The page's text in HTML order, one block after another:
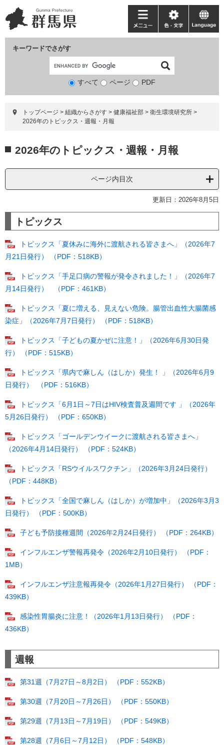
ー
ジ
ニ
ュ
て
キーワードでさがす
検
象
すべて ページ PDF
メ
ニ
ー
色・
文
language
トップページ > 組織からさがす > 健康福祉部 > 衛生環境研究所 >
2026年のトピックス・週報・月報
文 2026年のトピックス・週報・月報
ページ内目次
更新日：2026年8月5日
トピックス
トピックス「夏休みに海外に渡航される皆さまへ」（2026年7
月21日発行） （PDF：518KB）
トピックス「手足口病の警報が発令されました！」（2026年7
月14日発行） ​ ​ （PDF：461KB）
トピックス「夏に増える、見えない危険。腸管出血性大腸菌感
染症」（2026年7月7日発行） （PDF：518KB）
トピックス「子どもの夏かぜに注意！」（2026年6月30日発
行） （PDF：515KB）
トピックス「県内で麻しん（はしか）発生！ ​」（2026年6月9
日発行） ​ （PDF：516KB）
トピックス「6月1日～7日はHIV検査普及週間です ​」（2026年
5月26日発行） （PDF：650KB）
トピックス「ゴールデンウイークに渡航される皆さまへ」
（2026年4月14日発行） （PDF：524KB）
トピックス「RSウイルスワクチン」（2026年3月24日発行）
（PDF：448KB）
トピックス「全国で麻しん（はしか）が増加中」（2026年3月3
日発行） （PDF：500KB）
子ども予防接種週間（2026年2月24日発行） （PDF：264KB）
インフルエンザ警報再発令（2026年2月10日発行） （PDF：
1MB）
インフルエンザ注意報再発令（2026年1月27日発行） （PDF：
439KB）
感染性胃腸炎に注意！（2026年1月13日発行） （PDF：
436KB）
週報
第31週（7月27日～8月2日） （PDF：552KB）
第30週（7月20日～7月26日） （PDF：550KB）
第29週（7月13日～7月19日） （PDF：549KB）
第28週（7月6日～7月12日） （PDF：548KB）